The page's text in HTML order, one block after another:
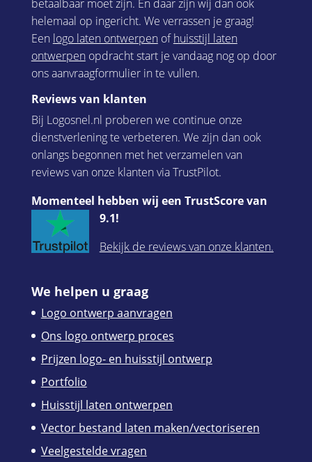
betaalbaar moet zijn. En daar zijn wij dan ook
helemaal op ingericht. We verrassen je graag!
Een logo laten ontwerpenofhuisstijl laten
ontwerpenopdracht start je vandaag nog op door
ons aanvraagformulier in te vullen.
Reviews van klanten
Bij Logosnel.nl proberen we continue onze
dienstverlening te verbeteren. We zijn dan ook
onlangs begonnen met het verzamelen van
reviews van onze klanten via TrustPilot.
Momenteel hebben wij een TrustScore van
9.1!
Bekijk de reviews van onze klanten.
We helpen u graag
Logo ontwerp aanvragen
Ons logo ontwerp proces
Prijzen logo- en huisstijl ontwerp
Portfolio
Huisstijl laten ontwerpen
Vector bestand laten maken/vectoriseren
Veelgestelde vragen